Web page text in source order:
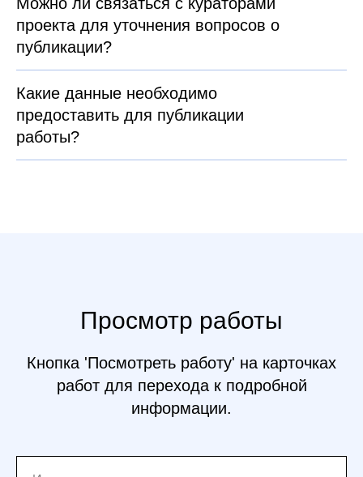
проекта для уточнения вопросов о
публикации?
Какие данные необходимо
предоставить для публикации
работы?
Просмотр работы
Кнопка 'Посмотреть работу' на карточках
работ для перехода к подробной
информации.